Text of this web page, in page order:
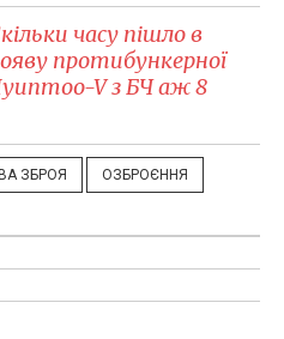
часу пішло в
протибункерної
V з БЧ аж 8
ЗБРОЯ ОЗБРОЄННЯ